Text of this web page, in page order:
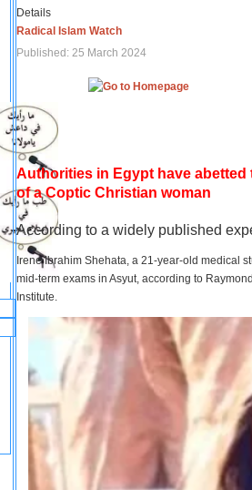
Details
Radical Islam Watch
Published: 25 March 2024
Authorities in Egypt have
of a Coptic Christian woman
According to a widely published
Irene Ibrahim Shehata, a 21-year-old medical
mid-term exams in Asyut, according to
Institute.